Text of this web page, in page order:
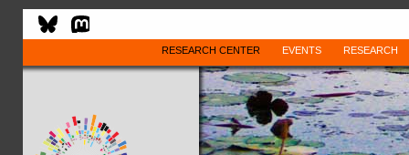
RESEARCH CENTER EVENTS RESEARCH